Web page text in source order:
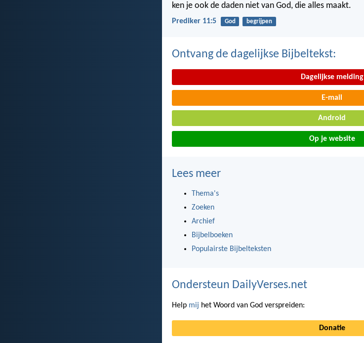
ken je ook de daden niet van God, die alles maakt.
Prediker 11:5 God begrijpen
Ontvang de dagelijkse Bijbeltekst:
Dagelijkse melding
E-mail
Android
Op je website
Lees meer
Thema's
Zoeken
Archief
Bijbelboeken
Populairste Bijbelteksten
Ondersteun DailyVerses.net
Help mij het Woord van God verspreiden:
Donatie